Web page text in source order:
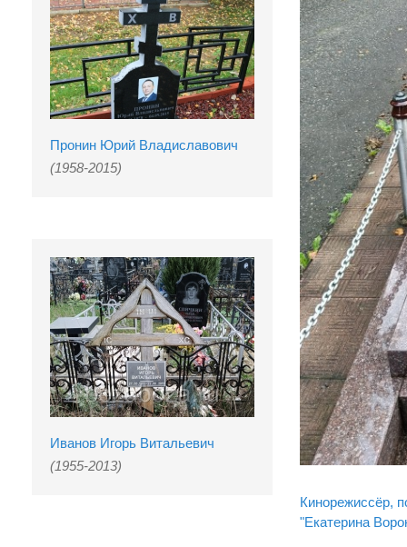
Пронин Юрий Владиславович
(1958-2015)
Иванов Игорь Витальевич
(1955-2013)
Кинорежиссёр,
"Екатерина